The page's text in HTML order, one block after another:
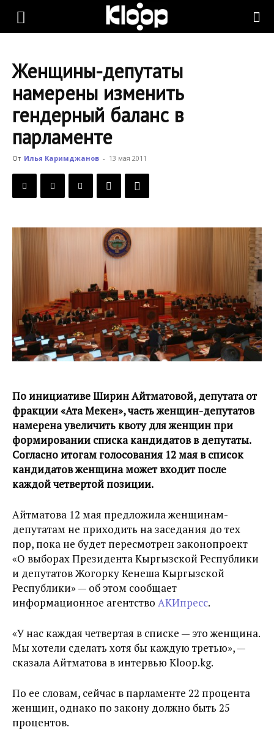
KLOOP.KG
Новости
Кыргызстана
Женщины-депутаты
намерены изменить
гендерный баланс в
парламенте
От Илья Каримджанов - 13 мая 2011
По инициативе Ширин Айтматовой, депутата от
фракции «Ата Мекен», часть женщин-депутатов
намерена увеличить квоту для женщин при
формировании списка кандидатов в депутаты.
Согласно итогам голосования 12 мая в список
кандидатов женщина может входит после
каждой четвертой позиции.
Айтматова 12 мая предложила женщинам-
депутатам не приходить на заседания до тех
пор, пока не будет пересмотрен законопроект
«О выборах Президента Кыргызской Республики
и депутатов Жогорку Кенеша Кыргызской
Республики» — об этом сообщает
информационное агентство АКИпресс.
«У нас каждая четвертая в списке — это женщина.
Мы хотели сделать хотя бы каждую третью», —
сказала Айтматова в интервью Kloop.kg.
По ее словам, сейчас в парламенте 22 процента
женщин, однако по закону должно быть 25
процентов.